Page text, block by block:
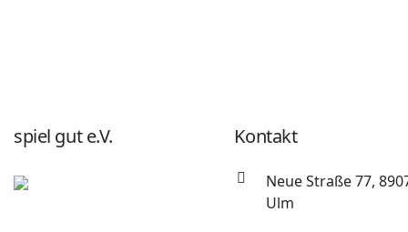
spiel gut e.V. Kontakt
Neue Straße 77,
Ulm